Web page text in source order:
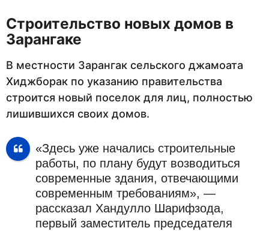
Строительство новых домов в
Зарангаке
В местности Зарангак сельского джамоата
Хиджборак по указанию правительства
строится новый поселок для лиц, полностью
лишившихся своих домов.
«Здесь уже начались строительные
работы, по плану будут возводиться
современные здания, отвечающими
современным требованиям», —
рассказал Хандулло Шарифзода,
первый заместитель председателя